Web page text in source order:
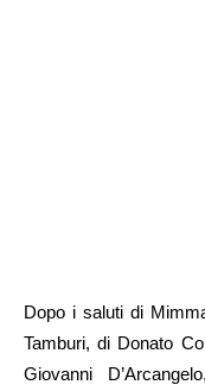
Dopo i saluti di
Tamburi, di Donato
Giovanni